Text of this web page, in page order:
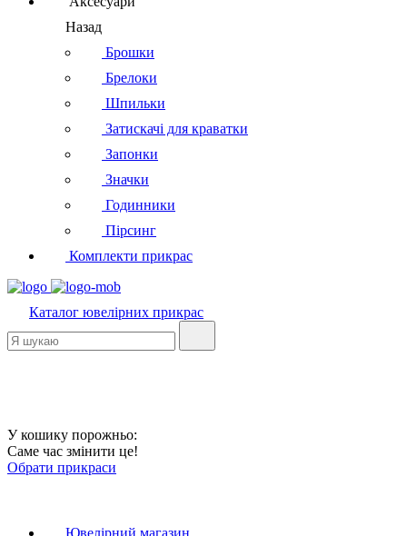
Назад
Брошки
Брелоки
Шпильки
Затискачі для краватки
Запонки
Значки
Годинники
Пірсинг
Комплекти прикрас
Каталог ювелірних прикрас
У кошику порожньо:
Саме час змінити це!
Обрати прикраси
Ювелірний магазин